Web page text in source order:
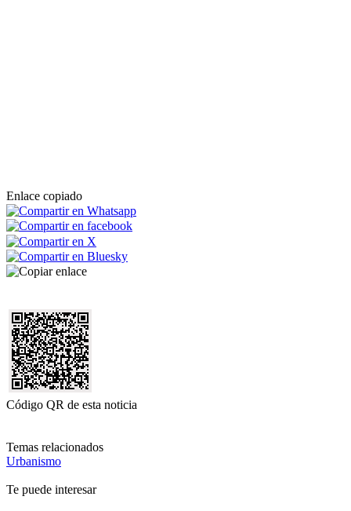
Enlace copiado
Código QR de esta noticia
Temas relacionados
Urbanismo
Te puede interesar